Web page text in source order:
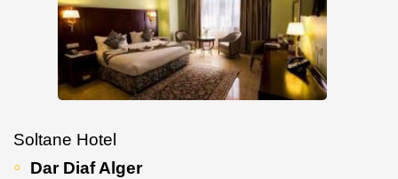
Soltane Hotel
Dar Diaf Alger